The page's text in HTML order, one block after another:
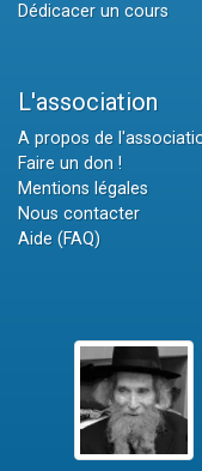
Dédicacer un cours
L'association
A propos de
Faire un don !
Mentions légales
Nous contacter
Aide (FAQ)